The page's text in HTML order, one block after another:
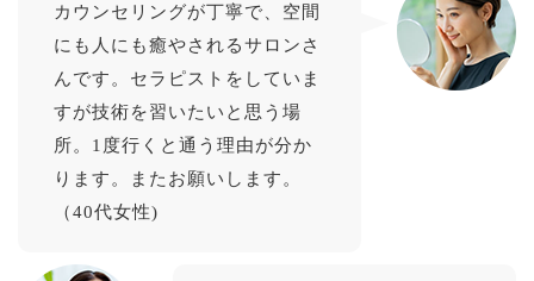
カウンセリングが丁寧で、空間
にも人にも癒やされるサロンさ
んです。セラピストをしていま
すが技術を習いたいと思う場
所。1度行くと通う理由が分か
ります。またお願いします。
（40代女性)